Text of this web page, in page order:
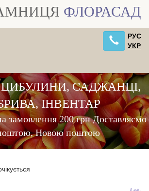
ФЛОРАСАД
РУС
УКР
САДЖАНЦІ,
ІНВЕНТАР
замовлення 200 грн Доставляємо
Новою поштою